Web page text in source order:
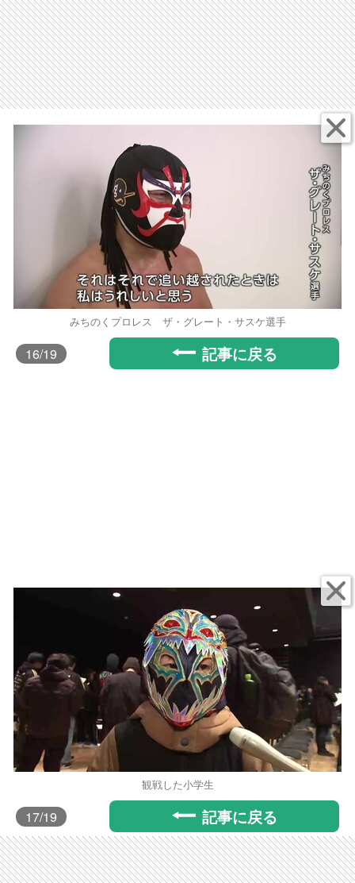
みちのくプロレス ザ・グレート・サスケ選手
16/19 記事に戻る
観戦した小学生
17/19 記事に戻る